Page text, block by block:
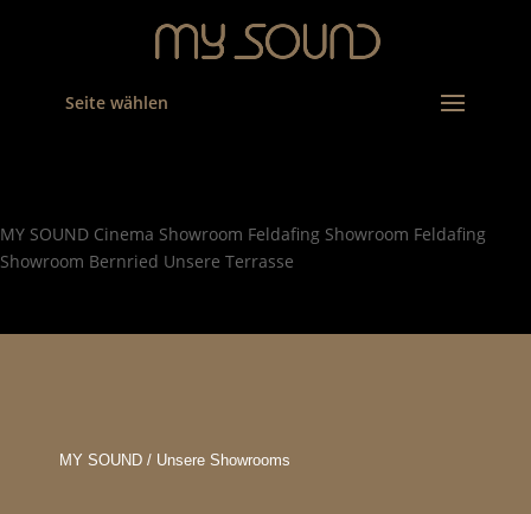
Seite wählen
MY SOUND Cinema Showroom Feldafing Showroom Feldafing
Showroom Bernried Unsere Terrasse
MY SOUND / Unsere Showrooms